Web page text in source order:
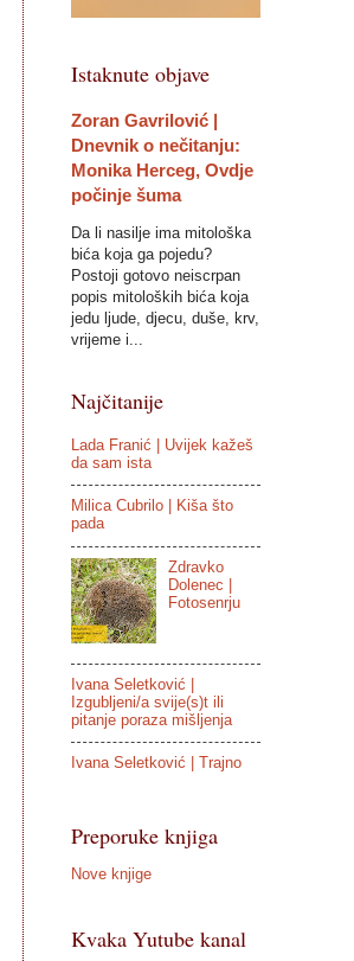
Istaknute objave
Zoran Gavrilović |
Dnevnik o nečitanju:
Monika Herceg, Ovdje
počinje šuma
Da li nasilje ima mitološka
bića koja ga pojedu?
Postoji gotovo neiscrpan
popis mitoloških bića koja
jedu ljude, djecu, duše, krv,
vrijeme i...
Najčitanije
Lada Franić | Uvijek kažeš
da sam ista
Milica Cubrilo | Kiša što
pada
Zdravko
Dolenec |
Fotosenrju
Ivana Seletković |
Izgubljeni/a svije(s)t ili
pitanje poraza mišljenja
Ivana Seletković | Trajno
Preporuke knjiga
Nove knjige
Kvaka Yutube kanal